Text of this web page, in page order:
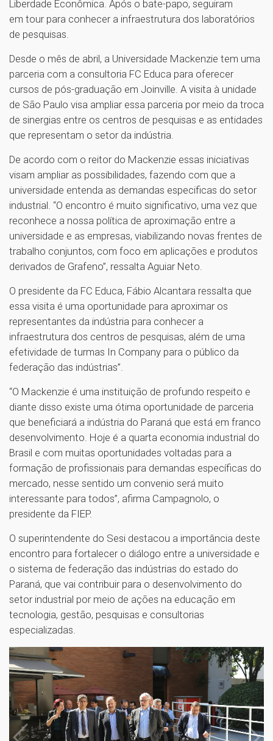
Liberdade Econômica. Após o bate-papo, seguiram
em tour para conhecer a infraestrutura dos laboratórios
de pesquisas.
Desde o mês de abril, a Universidade Mackenzie tem uma
parceria com a consultoria FC Educa para oferecer
cursos de pós-graduação em Joinville. A visita à unidade
de São Paulo visa ampliar essa parceria por meio da troca
de sinergias entre os centros de pesquisas e as entidades
que representam o setor da indústria.
De acordo com o reitor do Mackenzie essas iniciativas
visam ampliar as possibilidades, fazendo com que a
universidade entenda as demandas especificas do setor
industrial. “O encontro é muito significativo, uma vez que
reconhece a nossa política de aproximação entre a
universidade e as empresas, viabilizando novas frentes de
trabalho conjuntos, com foco em aplicações e produtos
derivados de Grafeno”, ressalta Aguiar Neto.
O presidente da FC Educa, Fábio Alcantara ressalta que
essa visita é uma oportunidade para aproximar os
representantes da indústria para conhecer a
infraestrutura dos centros de pesquisas, além de uma
efetividade de turmas In Company para o público da
federação das indústrias”.
“O Mackenzie é uma instituição de profundo respeito e
diante disso existe uma ótima oportunidade de parceria
que beneficiará a indústria do Paraná que está em franco
desenvolvimento. Hoje é a quarta economia industrial do
Brasil e com muitas oportunidades voltadas para a
formação de profissionais para demandas específicas do
mercado, nesse sentido um convenio será muito
interessante para todos”, afirma Campagnolo, o
presidente da FIEP.
O superintendente do Sesi destacou a importância deste
encontro para fortalecer o diálogo entre a universidade e
o sistema de federação das indústrias do estado do
Paraná, que vai contribuir para o desenvolvimento do
setor industrial por meio de ações na educação em
tecnologia, gestão, pesquisas e consultorias
especializadas.